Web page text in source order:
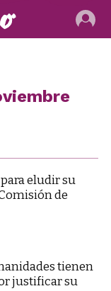
eludir su
de
tienen
justificar su